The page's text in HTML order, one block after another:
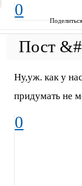
0
Ну,уж. как у
придумать не
0